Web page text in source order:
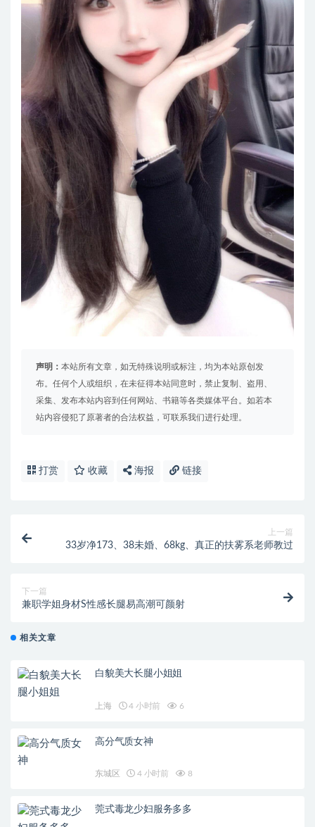
声明： 本站所有文章，如无特殊说明或标注，均为本站原创发
布。任何个人或组织，在未征得本站同意时，禁止复制、盗用、
采集、发布本站内容到任何网站、书籍等各类媒体平台。如若本
站内容侵犯了原著者的合法权益，可联系我们进行处理。
打赏 收藏 海报 链接
上一篇
33岁净173、38未婚、68kg、真正的扶雾系老师教过
下一篇
兼职学姐身材S性感长腿易高潮可颜射
相关文章
白貌美大长腿小姐姐
上海 4 小时前 6
高分气质女神
东城区 4 小时前 8
莞式毒龙少妇服务多多